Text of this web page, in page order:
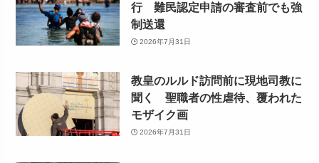
行 難民認定申請の審査前でも強
制送還
2026年7月31日
教皇のルルド訪問前に現地司教に
聞く 聖職者の性虐待、覆われた
モザイク画
2026年7月31日